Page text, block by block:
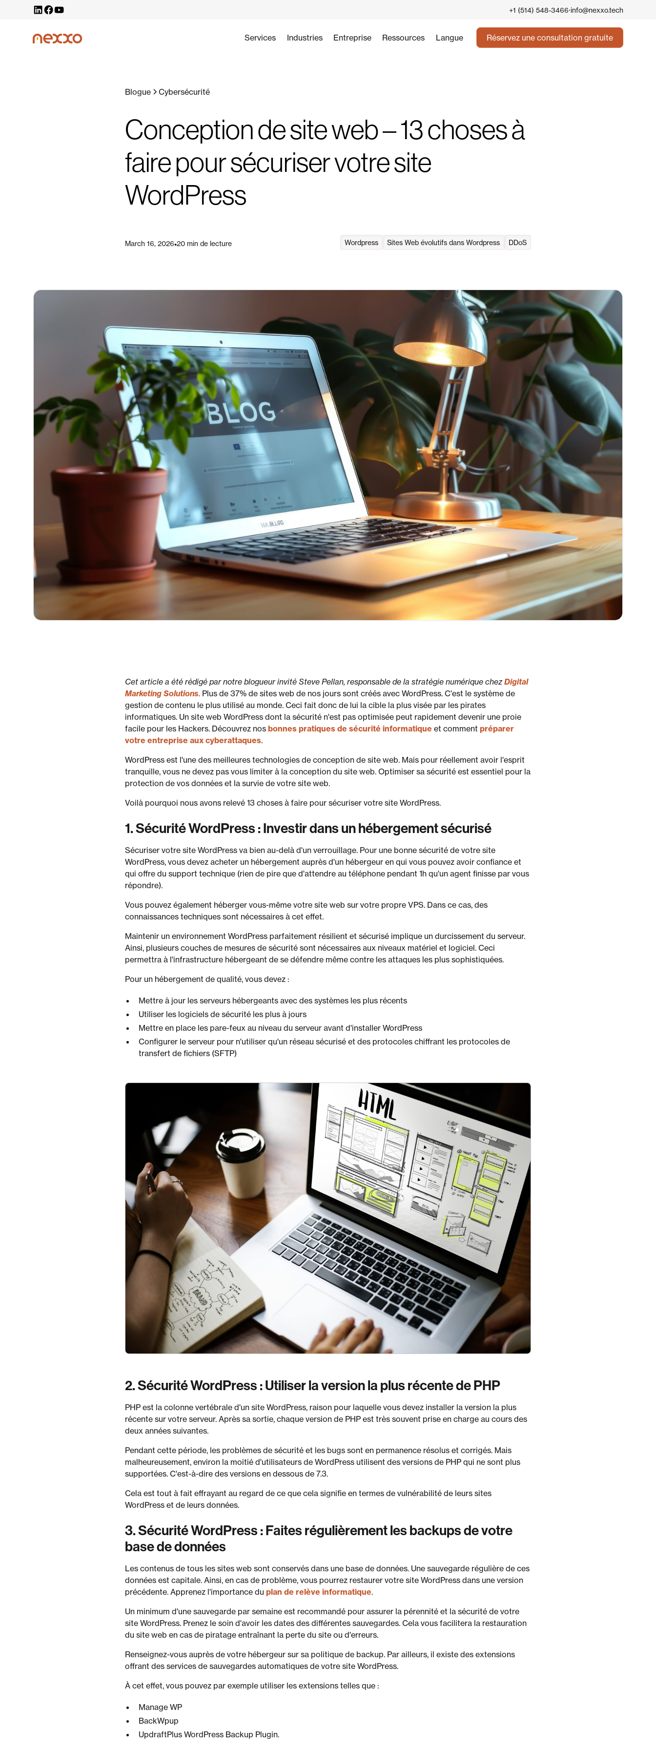
+1 (514) 548-3466·info@nexxo.tech
Services Industries Entreprise Ressources Langue Réservez une consultation gratuite
Blogue Cybersécurité
Conception de site web – 13 choses à
faire pour sécuriser votre site
WordPress
March 16, 2026•20 min de lecture Wordpress Sites Web évolutifs dans Wordpress DDoS
Cet article a été rédigé par notre blogueur invité Steve Pellan, responsable de la stratégie numérique chezDigital
Marketing Solutions. Plus de 37% de sites web de nos jours sont créés avec WordPress. C'est le système de
gestion de contenu le plus utilisé au monde. Ceci fait donc de lui la cible la plus visée par les pirates
informatiques. Un site web WordPress dont la sécurité n'est pas optimisée peut rapidement devenir une proie
facile pour les Hackers. Découvrez nos bonnes pratiques de sécurité informatique et comment préparer
votre entreprise aux cyberattaques.
WordPress est l'une des meilleures technologies de conception de site web. Mais pour réellement avoir l'esprit
tranquille, vous ne devez pas vous limiter à la conception du site web. Optimiser sa sécurité est essentiel pour la
protection de vos données et la survie de votre site web.
Voilà pourquoi nous avons relevé 13 choses à faire pour sécuriser votre site WordPress.
1. Sécurité WordPress : Investir dans un hébergement sécurisé
Sécuriser votre site WordPress va bien au-delà d'un verrouillage. Pour une bonne sécurité de votre site
WordPress, vous devez acheter un hébergement auprès d'un hébergeur en qui vous pouvez avoir confiance et
qui offre du support technique (rien de pire que d'attendre au téléphone pendant 1h qu'un agent finisse par vous
répondre).
Vous pouvez également héberger vous-même votre site web sur votre propre VPS. Dans ce cas, des
connaissances techniques sont nécessaires à cet effet.
Maintenir un environnement WordPress parfaitement résilient et sécurisé implique un durcissement du serveur.
Ainsi, plusieurs couches de mesures de sécurité sont nécessaires aux niveaux matériel et logiciel. Ceci
permettra à l'infrastructure hébergeant de se défendre même contre les attaques les plus sophistiquées.
Pour un hébergement de qualité, vous devez :
Mettre à jour les serveurs hébergeants avec des systèmes les plus récents
Utiliser les logiciels de sécurité les plus à jours
Mettre en place les pare-feux au niveau du serveur avant d'installer WordPress
Configurer le serveur pour n'utiliser qu'un réseau sécurisé et des protocoles chiffrant les protocoles de
transfert de fichiers (SFTP)
2. Sécurité WordPress : Utiliser la version la plus récente de PHP
PHP est la colonne vertébrale d'un site WordPress, raison pour laquelle vous devez installer la version la plus
récente sur votre serveur. Après sa sortie, chaque version de PHP est très souvent prise en charge au cours des
deux années suivantes.
Pendant cette période, les problèmes de sécurité et les bugs sont en permanence résolus et corrigés. Mais
malheureusement, environ la moitié d'utilisateurs de WordPress utilisent des versions de PHP qui ne sont plus
supportées. C'est-à-dire des versions en dessous de 7.3.
Cela est tout à fait effrayant au regard de ce que cela signifie en termes de vulnérabilité de leurs sites
WordPress et de leurs données.
3. Sécurité WordPress : Faites régulièrement les backups de votre
base de données
Les contenus de tous les sites web sont conservés dans une base de données. Une sauvegarde régulière de ces
données est capitale. Ainsi, en cas de problème, vous pourrez restaurer votre site WordPress dans une version
précédente. Apprenez l'importance du plan de relève informatique.
Un minimum d'une sauvegarde par semaine est recommandé pour assurer la pérennité et la sécurité de votre
site WordPress. Prenez le soin d'avoir les dates des différentes sauvegardes. Cela vous facilitera la restauration
du site web en cas de piratage entraînant la perte du site ou d'erreurs.
Renseignez-vous auprès de votre hébergeur sur sa politique de backup. Par ailleurs, il existe des extensions
offrant des services de sauvegardes automatiques de votre site WordPress.
À cet effet, vous pouvez par exemple utiliser les extensions telles que :
Manage WP
BackWpup
UpdraftPlus WordPress Backup Plugin.